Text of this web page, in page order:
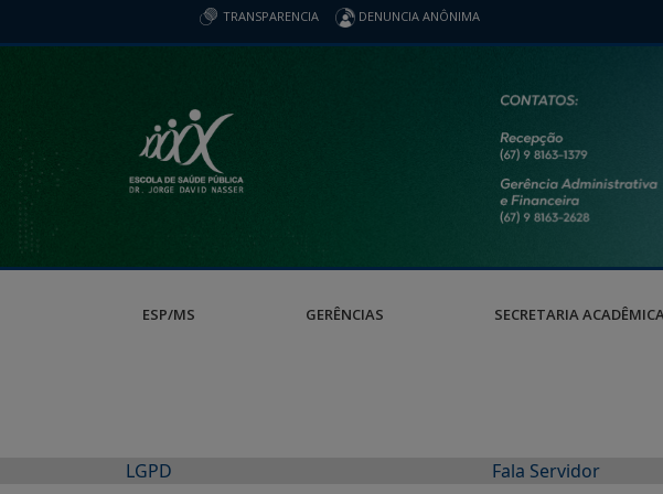
TRANSPARENCIA DENUNCIA ANÔNIMA
ESP/MS GERÊNCIAS SECRETARIA
LGPD Fala Servidor